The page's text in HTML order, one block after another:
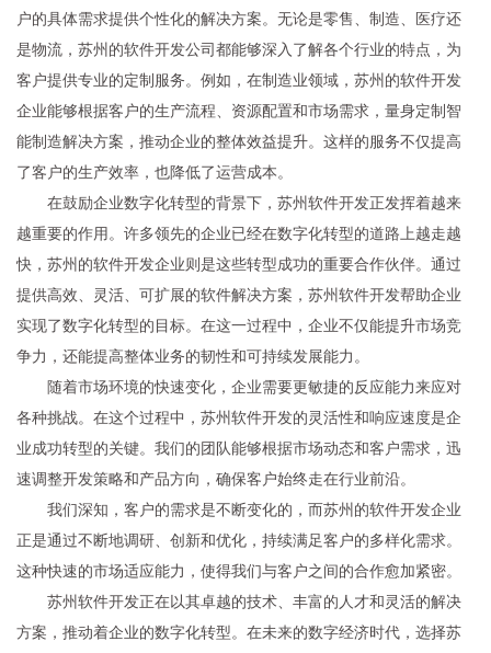
户的具体需求提供个性化的解决方案。无论是零售、制造、医疗还
是物流，苏州的软件开发公司都能够深入了解各个行业的特点，为
客户提供专业的定制服务。例如，在制造业领域，苏州的软件开发
企业能够根据客户的生产流程、资源配置和市场需求，量身定制智
能制造解决方案，推动企业的整体效益提升。这样的服务不仅提高
了客户的生产效率，也降低了运营成本。
在鼓励企业数字化转型的背景下，苏州软件开发正发挥着越来
越重要的作用。许多领先的企业已经在数字化转型的道路上越走越
快，苏州的软件开发企业则是这些转型成功的重要合作伙伴。通过
提供高效、灵活、可扩展的软件解决方案，苏州软件开发帮助企业
实现了数字化转型的目标。在这一过程中，企业不仅能提升市场竞
争力，还能提高整体业务的韧性和可持续发展能力。
随着市场环境的快速变化，企业需要更敏捷的反应能力来应对
各种挑战。在这个过程中，苏州软件开发的灵活性和响应速度是企
业成功转型的关键。我们的团队能够根据市场动态和客户需求，迅
速调整开发策略和产品方向，确保客户始终走在行业前沿。
我们深知，客户的需求是不断变化的，而苏州的软件开发企业
正是通过不断地调研、创新和优化，持续满足客户的多样化需求。
这种快速的市场适应能力，使得我们与客户之间的合作愈加紧密。
苏州软件开发正在以其卓越的技术、丰富的人才和灵活的解决
方案，推动着企业的数字化转型。在未来的数字经济时代，选择苏